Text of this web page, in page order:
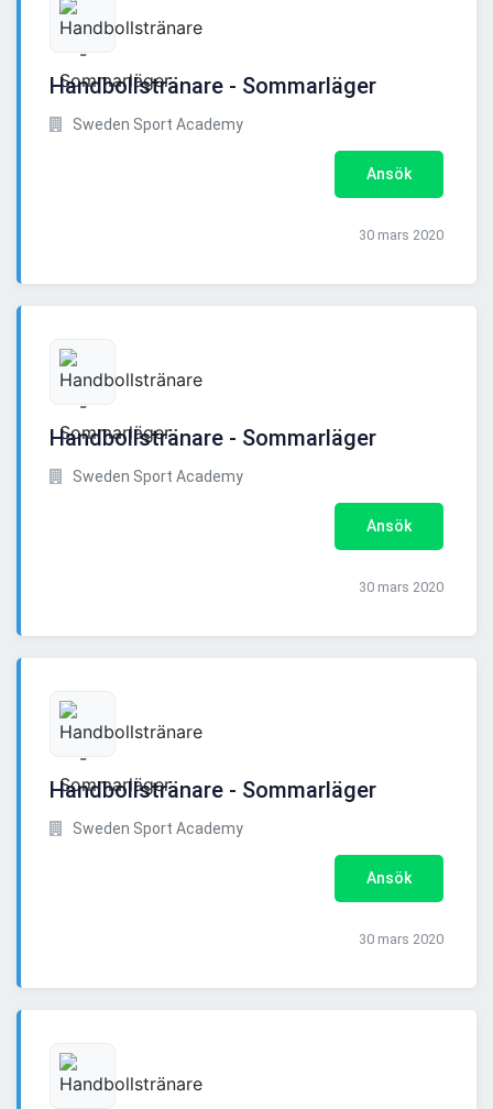
Handbollstränare - Sommarläger
Sweden Sport Academy
Ansök
30 mars 2020
Handbollstränare - Sommarläger
Sweden Sport Academy
Ansök
30 mars 2020
Handbollstränare - Sommarläger
Sweden Sport Academy
Ansök
30 mars 2020